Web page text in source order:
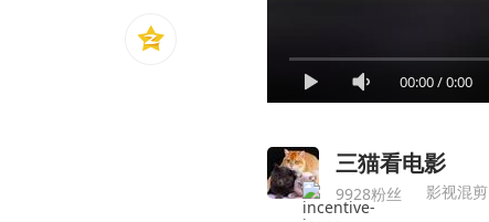
00:00/0:00
三猫看电影
9928粉丝 影视混剪